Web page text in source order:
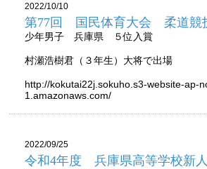
2022/10/10
第77回 国民体育大会 柔道競
少年男子 兵庫県 ５位入賞
村瀬浩樹君（３年生）大将で出場
http://kokutai22j.sokuho.s3-website-ap-
1.amazonaws.com/
2022/09/25
令和4年度 兵庫県高等学校新